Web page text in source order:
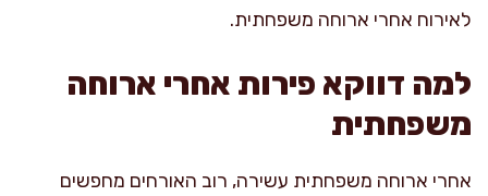
לאירוח אחרי ארוחה משפחתית.
למה דווקא פירות אחרי ארוחה
משפחתית
אחרי ארוחה משפחתית עשירה, רוב האורחים מחפשים